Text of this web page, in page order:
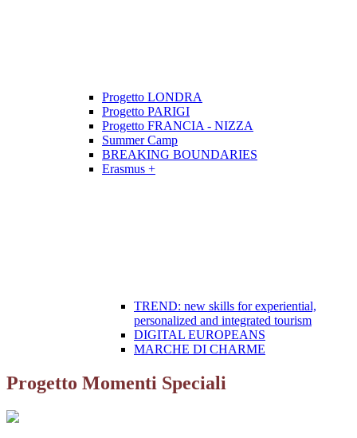
Progetto LONDRA
Progetto PARIGI
Progetto FRANCIA - NIZZA
Summer Camp
BREAKING BOUNDARIES
Erasmus +
TREND: new skills for experiential,
personalized and integrated tourism
DIGITAL EUROPEANS
MARCHE DI CHARME
Progetto Momenti Speciali